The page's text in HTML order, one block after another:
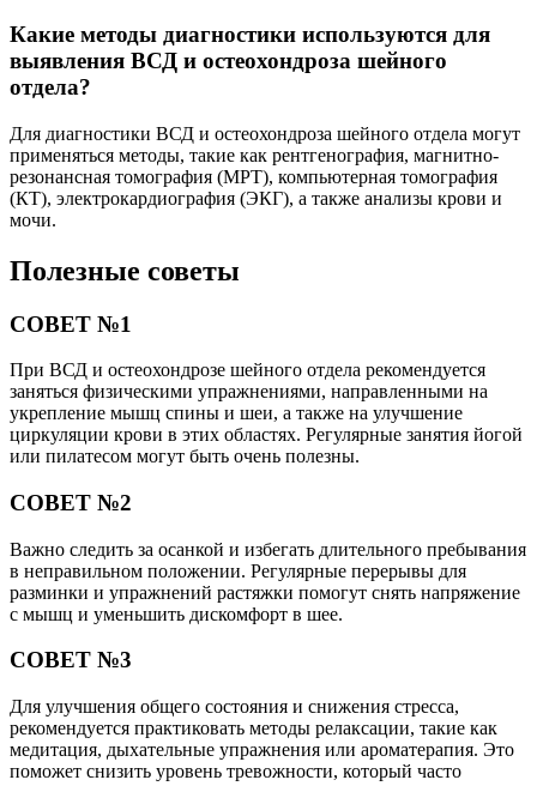
Какие методы диагностики используются для
выявления ВСД и остеохондроза шейного
отдела?
Для диагностики ВСД и остеохондроза шейного отдела могут
применяться методы, такие как рентгенография, магнитно-
резонансная томография (МРТ), компьютерная томография
(КТ), электрокардиография (ЭКГ), а также анализы крови и
мочи.
Полезные советы
СОВЕТ №1
При ВСД и остеохондрозе шейного отдела рекомендуется
заняться физическими упражнениями, направленными на
укрепление мышц спины и шеи, а также на улучшение
циркуляции крови в этих областях. Регулярные занятия йогой
или пилатесом могут быть очень полезны.
СОВЕТ №2
Важно следить за осанкой и избегать длительного пребывания
в неправильном положении. Регулярные перерывы для
разминки и упражнений растяжки помогут снять напряжение
с мышц и уменьшить дискомфорт в шее.
СОВЕТ №3
Для улучшения общего состояния и снижения стресса,
рекомендуется практиковать методы релаксации, такие как
медитация, дыхательные упражнения или ароматерапия. Это
поможет снизить уровень тревожности, который часто